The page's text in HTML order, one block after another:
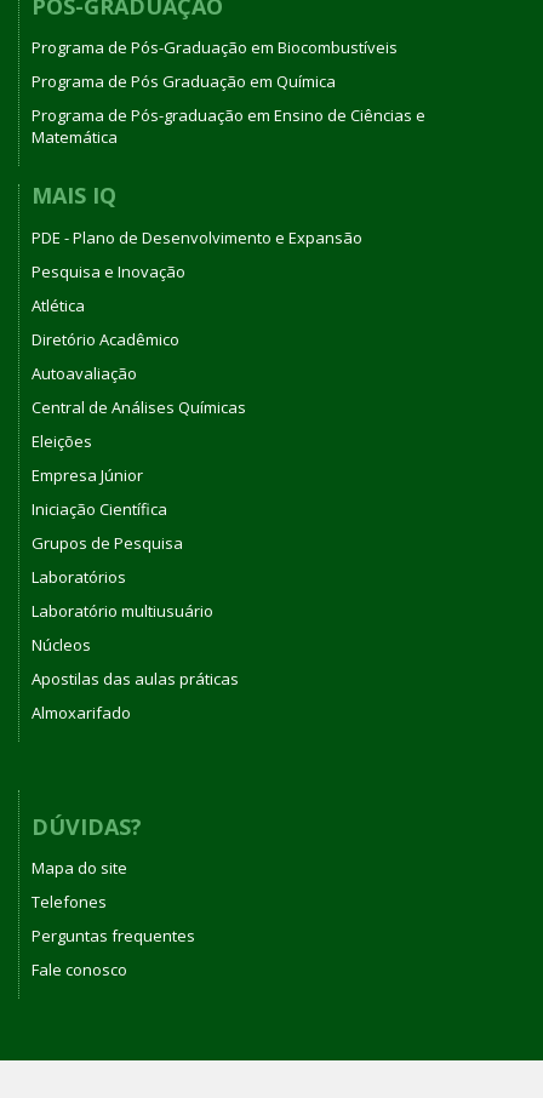
Programa de Pós-Graduação em Biocombustíveis
Programa de Pós Graduação em Química
Programa de Pós-graduação em Ensino de Ciências e
Matemática
MAIS IQ
PDE - Plano de Desenvolvimento e Expansão
Pesquisa e Inovação
Atlética
Diretório Acadêmico
Autoavaliação
Central de Análises Químicas
Eleições
Empresa Júnior
Iniciação Científica
Grupos de Pesquisa
Laboratórios
Laboratório multiusuário
Núcleos
Apostilas das aulas práticas
Almoxarifado
DÚVIDAS?
Mapa do site
Telefones
Perguntas frequentes
Fale conosco